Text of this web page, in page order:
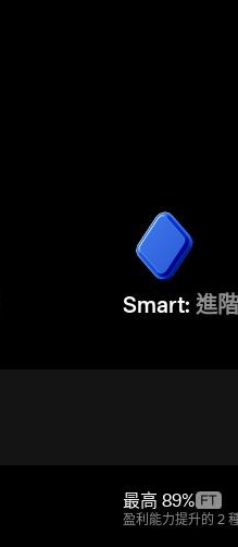
Smart: 進
最高 89%
盈利能力提升的 2